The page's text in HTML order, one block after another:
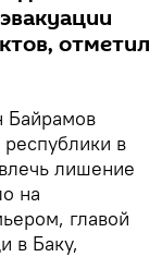
отметил
Байрамов
в
лишение
на
главой
в Баку,